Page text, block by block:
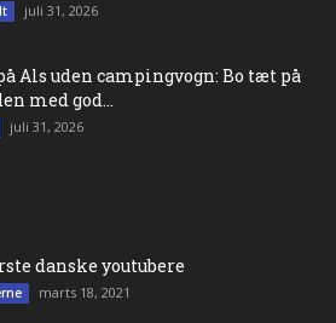
juli 31, 2026
Als uden campingvogn: Bo tæt på
med god...
juli 31, 2026
danske youtubere
marts 18, 2021